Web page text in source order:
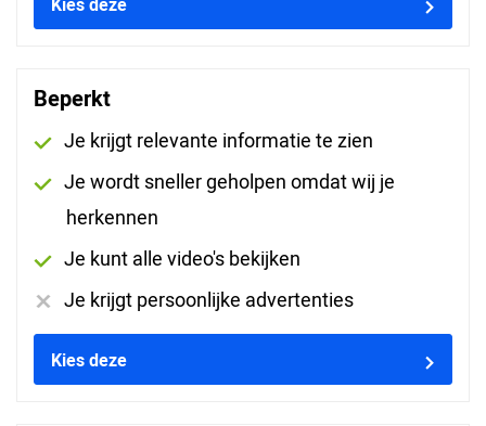
Beperkt
Je krijgt relevante informatie te zien
Je wordt sneller geholpen omdat wij je
herkennen
Je kunt alle video's bekijken
Je krijgt persoonlijke advertenties
Kies deze
Diagnostics
AutoNiveau Remote Diagnostics
gebruikershandleiding
AutoNiveau Remote Diagnostics
gebruikershandleiding
Cookies en privacy
Hier vindt u onze Cookie- en privacystatements.